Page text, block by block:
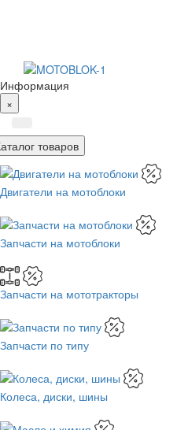
Информация
×
товаров
Двигатели на мотоблоки
Запчасти на мотоблоки
Запчасти на мототракторы
Запчасти по типу
Колеса, диски, шины